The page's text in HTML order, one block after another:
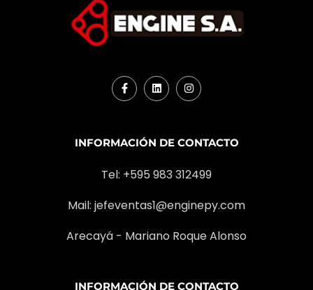
INFORMACIÓN DE CONTACTO
Tel: +595 983 312499
Mail: jefeventas1@enginepy.com
Arecayá - Mariano Roque Alonso
INFORMACIÓN DE CONTACTO